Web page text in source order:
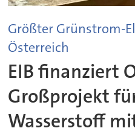
Größter Grünstrom-
Österreich
EIB finanziert
Großprojekt
Wasserstoff